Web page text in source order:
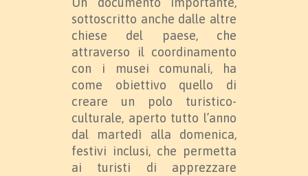
sottoscritto anche dalle altre
chiese del paese, che
attraverso il coordinamento
con i musei comunali, ha
come obiettivo quello di
creare un polo turistico-
culturale, aperto tutto l’anno
dal martedì alla domenica,
festivi inclusi, che permetta
ai turisti di apprezzare